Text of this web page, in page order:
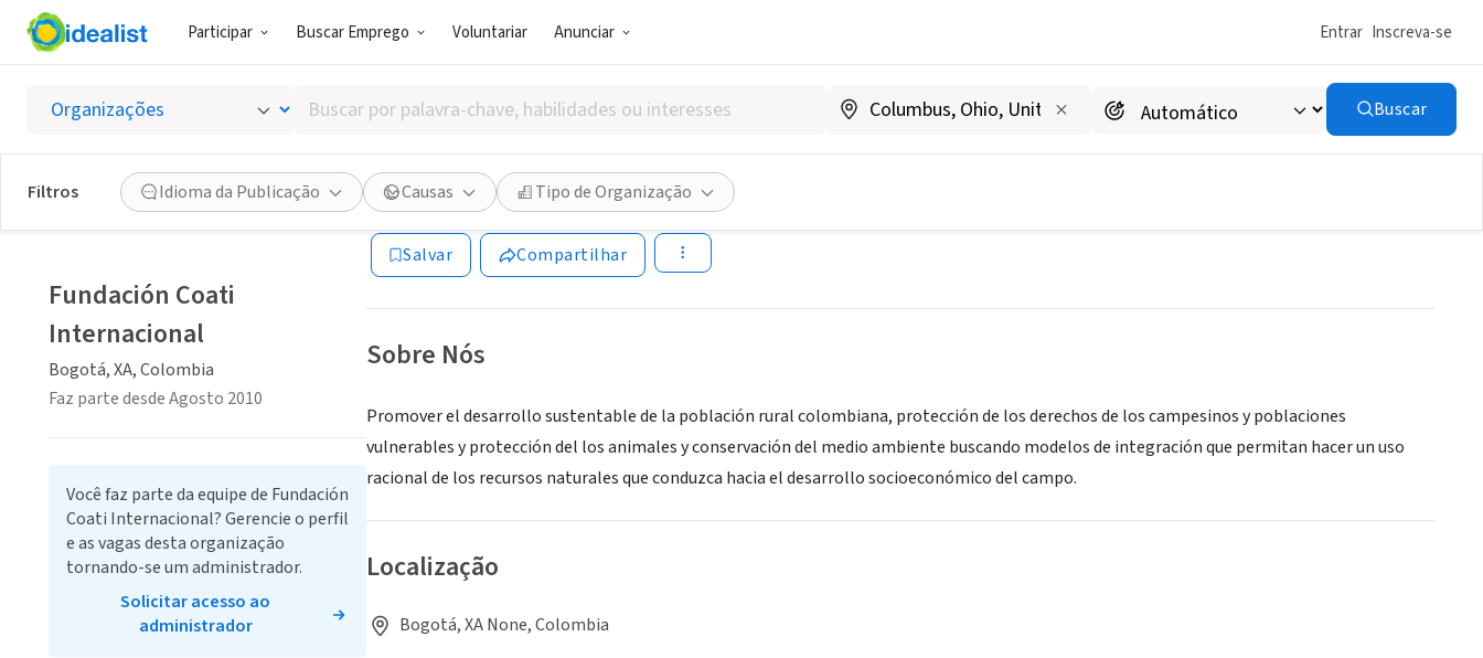
Participar Buscar Emprego Voluntariar Anunciar Entrar Inscreva-se
Buscar
por
palavra-
chave,
habilidades
ou
interesses
Buscar
Filtros Idioma da Publicação Causas Tipo de Organização
Fundación Coati Internacional
Bogotá, XA, Colombia
Salvar Compartilhar
Sobre Nós
Promover el desarrollo sustentable de la población rural colombiana, protección de los derechos de los campesinos y poblaciones
vulnerables y protección del los animales y conservación del medio ambiente buscando modelos de integración que permitan hacer un uso
racional de los recursos naturales que conduzca hacia el desarrollo socioeconómico del campo.
Localização
Bogotá, XA None, Colombia
Fundación Coati
Internacional
Bogotá, XA, Colombia
Faz parte desde Agosto 2010
Você faz parte da equipe de Fundación
Coati Internacional? Gerencie o perfil
e as vagas desta organização
tornando-se um administrador.
Solicitar acesso ao
administrador